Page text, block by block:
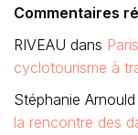
Commentaires
RIVEAU dans
cyclotourisme à
Stéphanie Arnould
la rencontre des